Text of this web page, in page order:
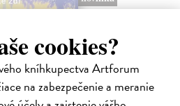
cookies?
kníhkupectva Artforum
na zabezpečenie a meranie